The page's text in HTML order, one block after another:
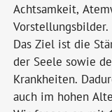
Achtsamkeit,
Vorstellungsbilder.
Das Ziel ist die
der Seele sowie
Krankheiten.
auch im hohen